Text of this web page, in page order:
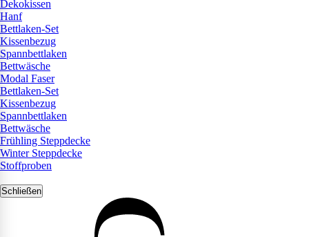
Dekokissen
Hanf
Bettlaken-Set
Kissenbezug
Spannbettlaken
Bettwäsche
Modal Faser
Bettlaken-Set
Kissenbezug
Spannbettlaken
Bettwäsche
Frühling Steppdecke
Winter Steppdecke
Stoffproben
Schließen